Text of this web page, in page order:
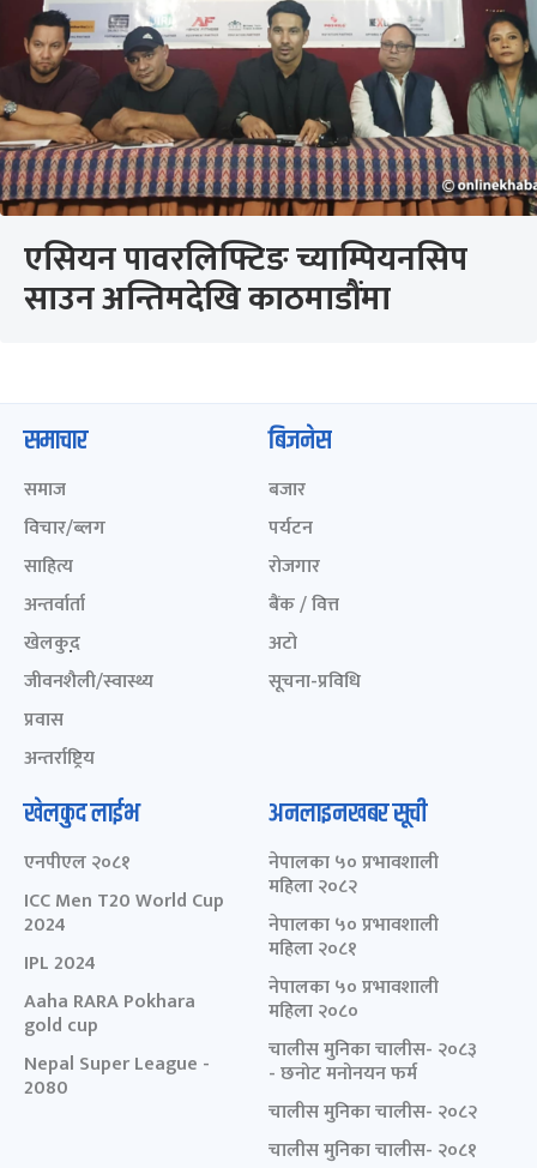
एसियन पावरलिफ्टिङ च्याम्पियनसिप
साउन अन्तिमदेखि काठमाडौंमा
समाचार
समाज
विचार/ब्लग
साहित्य
अन्तर्वार्ता
खेलकुद़़
जीवनशैली/स्वास्थ्य
प्रवास
अन्तर्राष्ट्रिय
बिजनेस
बजार
पर्यटन
रोजगार
बैंक / वित्त
अटो
सूचना-प्रविधि
खेलकुद लाईभ
एनपीएल २०८१
ICC Men T20 World Cup
2024
IPL 2024
Aaha RARA Pokhara
gold cup
Nepal Super League -
2080
अनलाइनखबर सूची
नेपालका ५० प्रभावशाली
महिला २०८२
नेपालका ५० प्रभावशाली
महिला २०८१
नेपालका ५० प्रभावशाली
महिला २०८०
चालीस मुनिका चालीस- २०८३
- छनोट मनोनयन फर्म
चालीस मुनिका चालीस- २०८२
चालीस मुनिका चालीस- २०८१